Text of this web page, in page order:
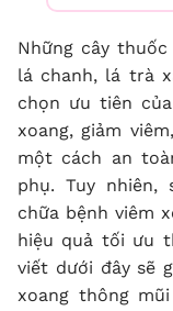
Những cây
lá chanh, lá trà
chọn ưu tiên
xoang, giảm
một cách an
phụ. Tuy nhiên,
chữa bệnh viêm
hiệu quả tối ưu
viết dưới đây sẽ
xoang thông